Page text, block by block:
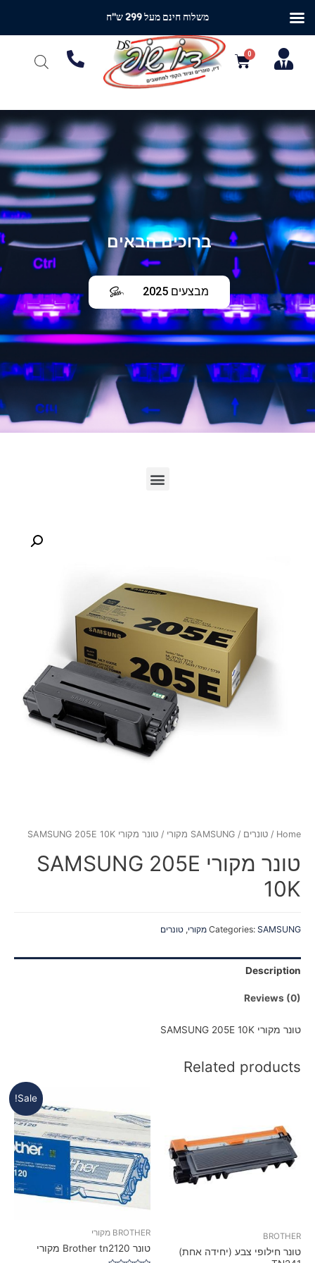
ברוכים הבאים
מבצעים 2025
Home
/ טונרים / SAMSUNG מקורי / טונר מקורי SAMSUNG 205E 10K
טונר מקורי SAMSUNG 205E
10K
Categories: SAMSUNG מקורי , טונרים
Description
Reviews (0)
טונר מקורי SAMSUNG 205E 10K
Related products
BROTHER
טונר חילופי צבע (יחידה אחת)
Sale!
BROTHER מקורי
טונר Brother tn2120 מקורי
משלוח חינם מעל 299 ש"ח